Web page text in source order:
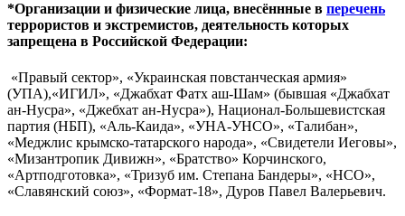
*Организации и физические лица, внесённные в перечень
террористов и экстремистов, деятельность которых
запрещена в Российской Федерации:
«Правый сектор», «Украинская повстанческая армия»
(УПА),«ИГИЛ», «Джабхат Фатх аш-Шам» (бывшая «Джабхат
ан-Нусра», «Джебхат ан-Нусра»), Национал-Большевистская
партия (НБП), «Аль-Каида», «УНА-УНСО», «Талибан»,
«Меджлис крымско-татарского народа», «Свидетели Иеговы»,
«Мизантропик Дивижн», «Братство» Корчинского,
«Артподготовка», «Тризуб им. Степана Бандеры», «НСО»,
«Славянский союз», «Формат-18», Дуров Павел Валерьевич.